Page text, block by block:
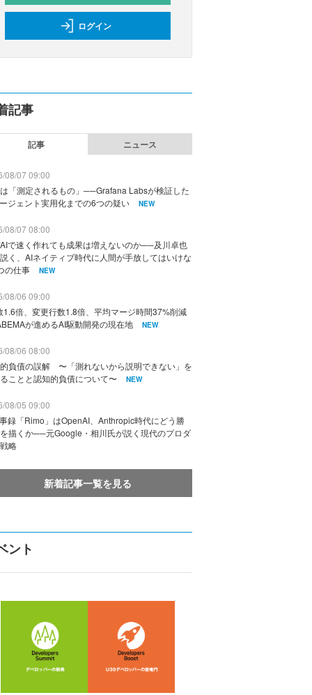
ログイン
記事
記事 ニュース
08/07 09:00
「測定されるもの」──Grafana Labsが検証した
ジェント実用化までの6つの疑い
NEW
08/07 08:00
で速く作れても成果は増えないのか──及川卓也
く、AIネイティブ時代に人間が手放してはいけな
の仕事
NEW
08/06 09:00
1.6倍、変更行数1.8倍、平均マージ時間37%削減
が進めるAI駆動開発の現在地
NEW
08/06 08:00
負債の誤解 〜「測れないから説明できない」を
ことと認知的負債について〜
NEW
08/05 09:00
録「Rimo」はOpenAI、Anthropic時代にどう勝
描くか──元Google・相川氏が説く現代のプロダ
略
新着記事一覧を見る
ント